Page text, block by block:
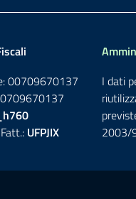
00709670137
UFPJIX
I dati
2003/